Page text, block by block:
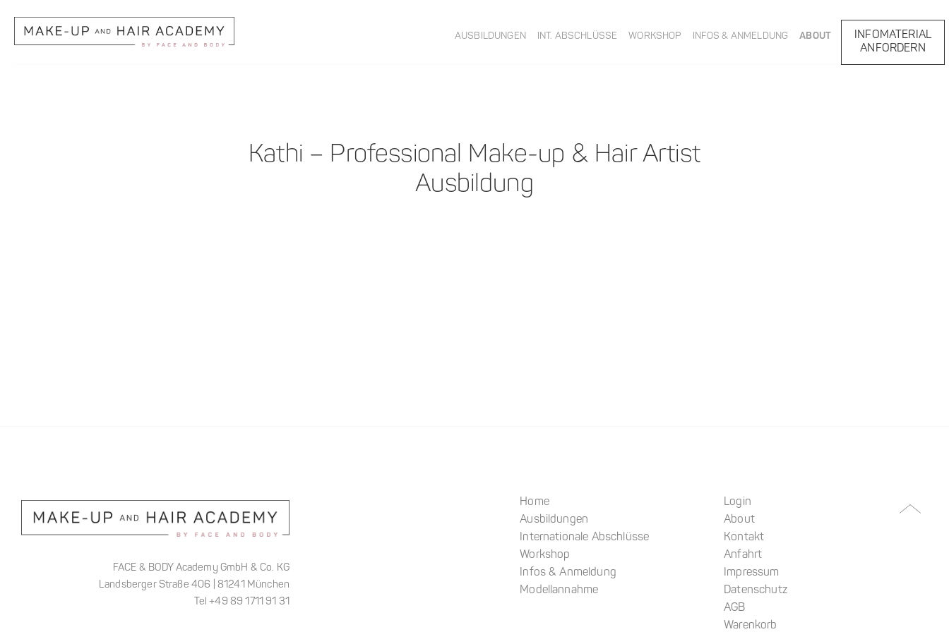
AUSBILDUNGEN INT. ABSCHLÜSSE WORKSHOP INFOS & ANMELDUNG ABOUT
INFOMATERIAL
ANFORDERN
Kathi – Professional Make-up & Hair Artist
Ausbildung
FACE & BODY Academy GmbH & Co. KG
Landsberger Straße 406 | 81241 München
Tel +49 89 1711 91 31
Home
Ausbildungen
Internationale Abschlüsse
Workshop
Infos & Anmeldung
Modellannahme
Login
About
Kontakt
Anfahrt
Impressum
Datenschutz
AGB
Warenkorb